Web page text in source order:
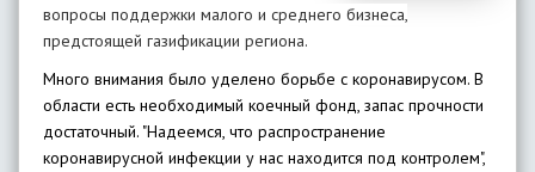
вопросы поддержки малого и среднего бизнеса,
предстоящей газификации региона.
Много внимания было уделено борьбе с коронавирусом. В
области есть необходимый коечный фонд, запас прочности
достаточный. "Надеемся, что распространение
коронавирусной инфекции у нас находится под контролем",